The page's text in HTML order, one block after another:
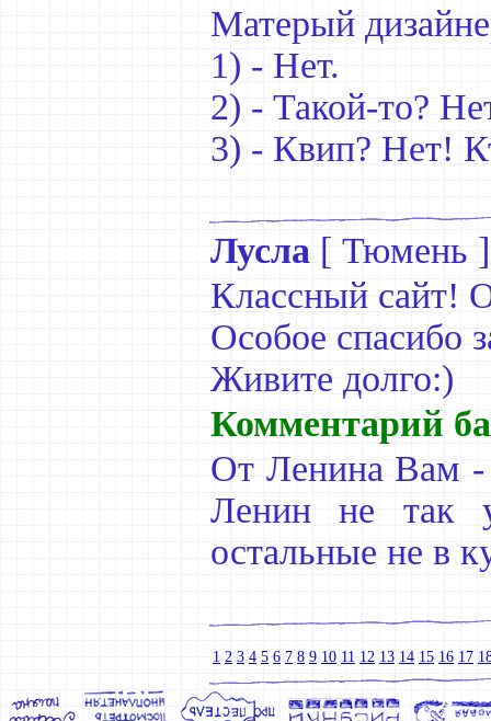
Матерый
1) - Нет.
2) - Такой-то?
3) - Квип? Нет!
Лусла [ Тюмень ]
Классный сайт!
Особое спасибо
Живите долго:)
Комментарий
От Ленина Вам -
Ленин не так
остальные не в
1 2 3 4 5 6 7 8 9 10 11 12 13 14 15 16 17